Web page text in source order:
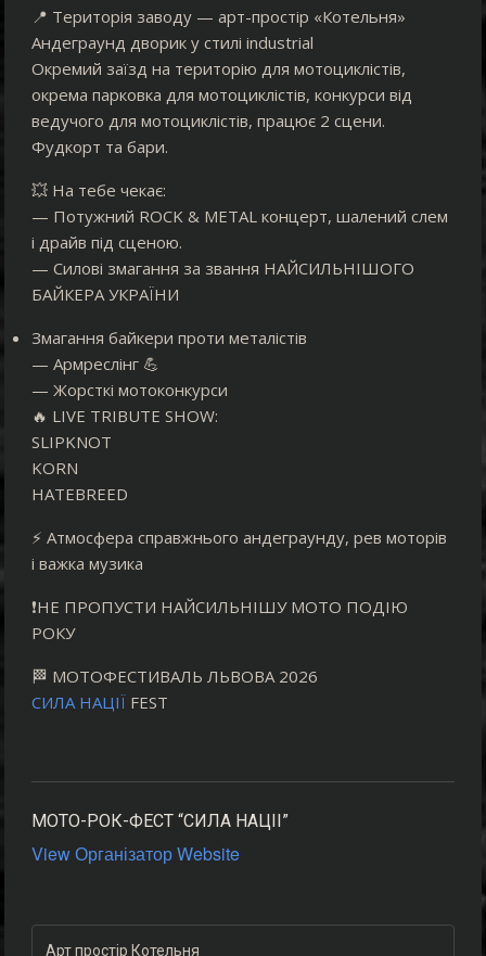
📍 Територія заводу — арт-простір «Котельня»
Андеграунд дворик у стилі industrial
Окремий заїзд на територію для мотоциклістів,
окрема парковка для мотоциклістів, конкурси від
ведучого для мотоциклістів, працює 2 сцени.
Фудкорт та бари.
💥 На тебе чекає:
— Потужний ROCK & METAL концерт, шалений слем
і драйв під сценою.
— Силові змагання за звання НАЙСИЛЬНІШОГО
БАЙКЕРА УКРАЇНИ
Змагання байкери проти металістів
— Армреслінг 💪
— Жорсткі мотоконкурси
🔥 LIVE TRIBUTE SHOW:
SLIPKNOT
KORN
HATEBREED
⚡️ Атмосфера справжнього андеграунду, рев моторів
і важка музика
❗️НЕ ПРОПУСТИ НАЙСИЛЬНІШУ МОТО ПОДІЮ
РОКУ
🏁 МОТОФЕСТИВАЛЬ ЛЬВОВА 2026
СИЛА НАЦІЇ FEST
МОТО-РОК-ФЕСТ “СИЛА НАЦІІ”
View Організатор Website
Арт простір Котельня